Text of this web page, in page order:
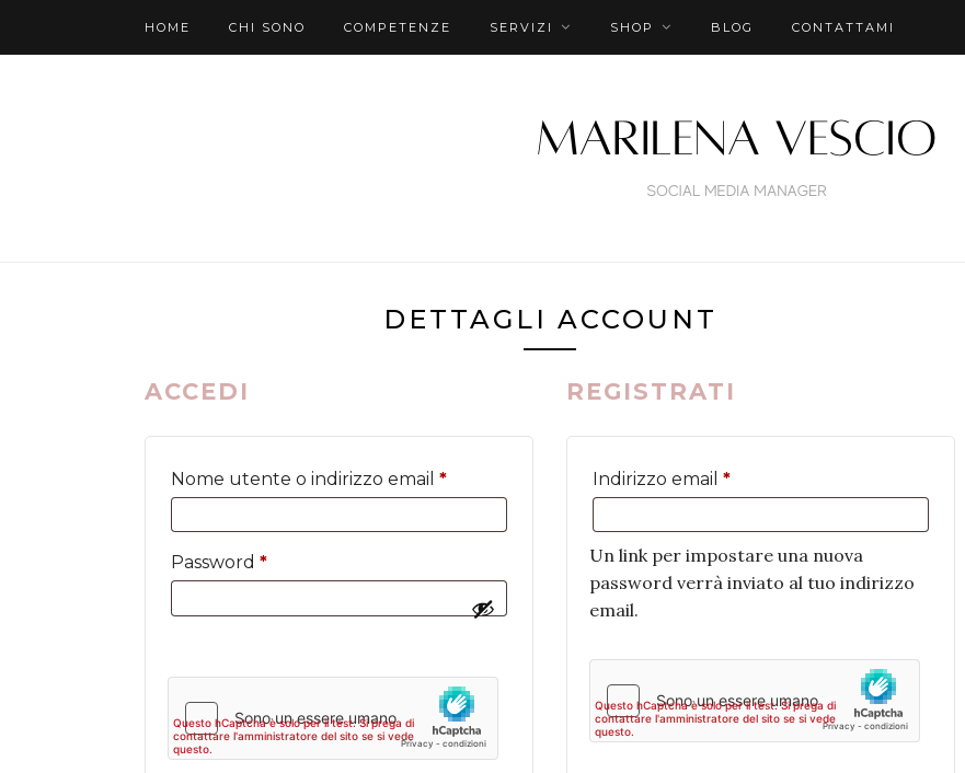
HOME CHI SONO COMPETENZE SERVIZI SHOP BLOG CONTATTAMI
DETTAGLI ACCOUNT
ACCEDI
Nome utente o indirizzo email *Richiesto
Password *Richiesto
REGISTRATI
Indirizzo email *Richiesto
Un link per impostare una nuova
password verrà inviato al tuo indirizzo
email.